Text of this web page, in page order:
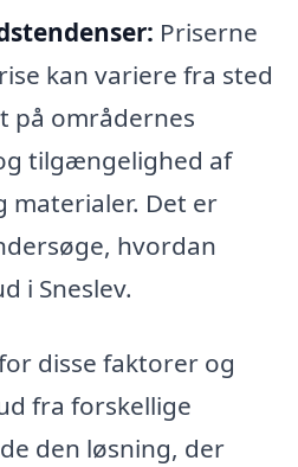
Priserne
kan variere fra sted
på områdernes
tilgængelighed af
materialer. Det er
hvordan
i Sneslev.
disse faktorer og
fra forskellige
den løsning, der